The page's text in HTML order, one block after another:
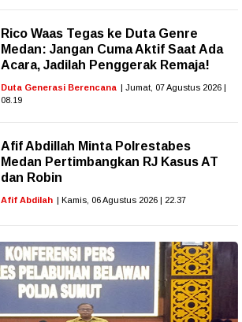
Rico Waas Tegas ke Duta Genre
Medan: Jangan Cuma Aktif Saat Ada
Acara, Jadilah Penggerak Remaja!
Duta Generasi Berencana | Jumat, 07 Agustus 2026 |
08.19
Afif Abdillah Minta Polrestabes
Medan Pertimbangkan RJ Kasus AT
dan Robin
Afif Abdilah | Kamis, 06 Agustus 2026 | 22.37